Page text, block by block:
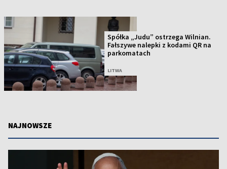
Spółka „Judu” ostrzega Wilnian.
Fałszywe nalepki z kodami QR na
parkomatach
LITWA
NAJNOWSZE